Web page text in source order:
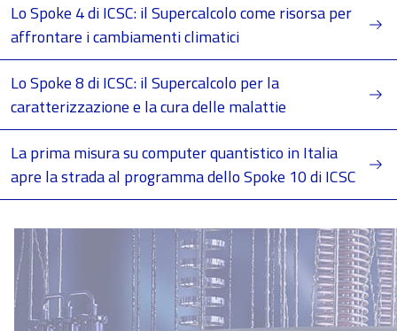
Lo Spoke 4 di ICSC: il Supercalcolo come risorsa per
affrontare i cambiamenti climatici
Lo Spoke 8 di ICSC: il Supercalcolo per la
caratterizzazione e la cura delle malattie
La prima misura su computer quantistico in Italia
apre la strada al programma dello Spoke 10 di ICSC